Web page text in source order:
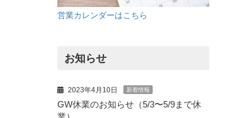
営業カレンダーはこちら
お知らせ
2023年4月10日 新着情報
GW休業のお知らせ（5/3〜5/9まで休